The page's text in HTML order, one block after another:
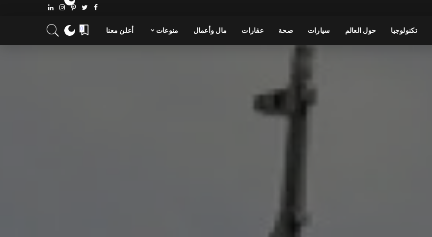
تكنولوجيا حول العالم سيارات صحة عقارات مال وأعمال منوعات أعلن معنا 0